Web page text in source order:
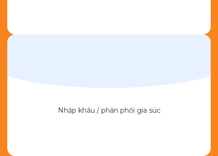
Nhập khẩu / phân phối gia súc